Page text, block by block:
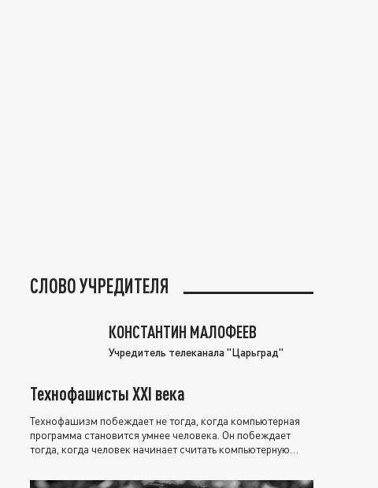
СЛОВО УЧРЕДИТЕЛЯ
КОНСТАНТИН МАЛОФЕЕВ
Учредитель телеканала "Царьград"
Технофашисты XXI века
Технофашизм побеждает не тогда, когда компьютерная
программа становится умнее человека. Он побеждает
тогда, когда человек начинает считать компьютерную